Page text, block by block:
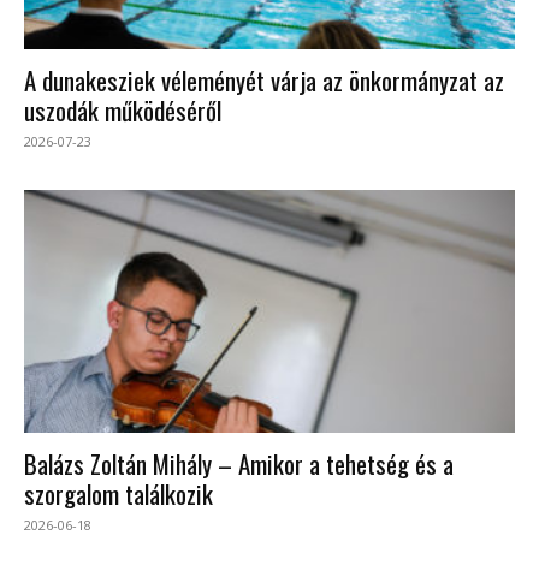
A dunakesziek véleményét várja az önkormányzat az
uszodák működéséről
2026-07-23
Balázs Zoltán Mihály – Amikor a tehetség és a
szorgalom találkozik
2026-06-18